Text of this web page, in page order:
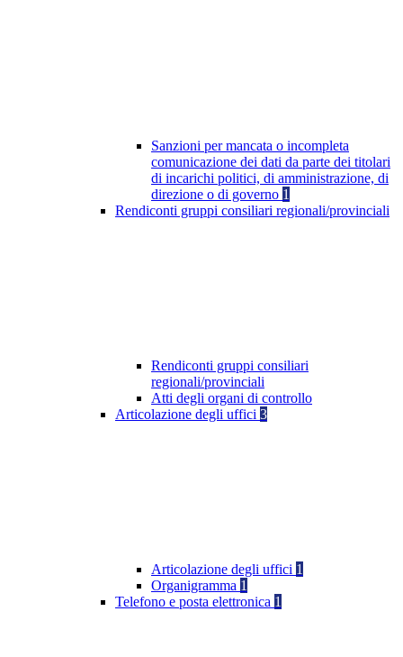
Sanzioni per mancata o incompleta
comunicazione dei dati da parte dei titolari
di incarichi politici, di amministrazione, di
direzione o di governo 1
Rendiconti gruppi consiliari regionali/provinciali
Rendiconti gruppi consiliari
regionali/provinciali
Atti degli organi di controllo
Articolazione degli uffici 3
Articolazione degli uffici 1
Organigramma 1
Telefono e posta elettronica 1